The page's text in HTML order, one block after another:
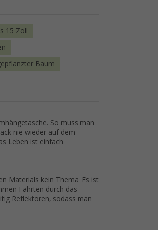
15 Zoll
Baum
So muss man
nie wieder auf dem
Leben ist einfach
Materials kein Thema. Es ist
Fahrten durch das
Reflektoren, sodass man